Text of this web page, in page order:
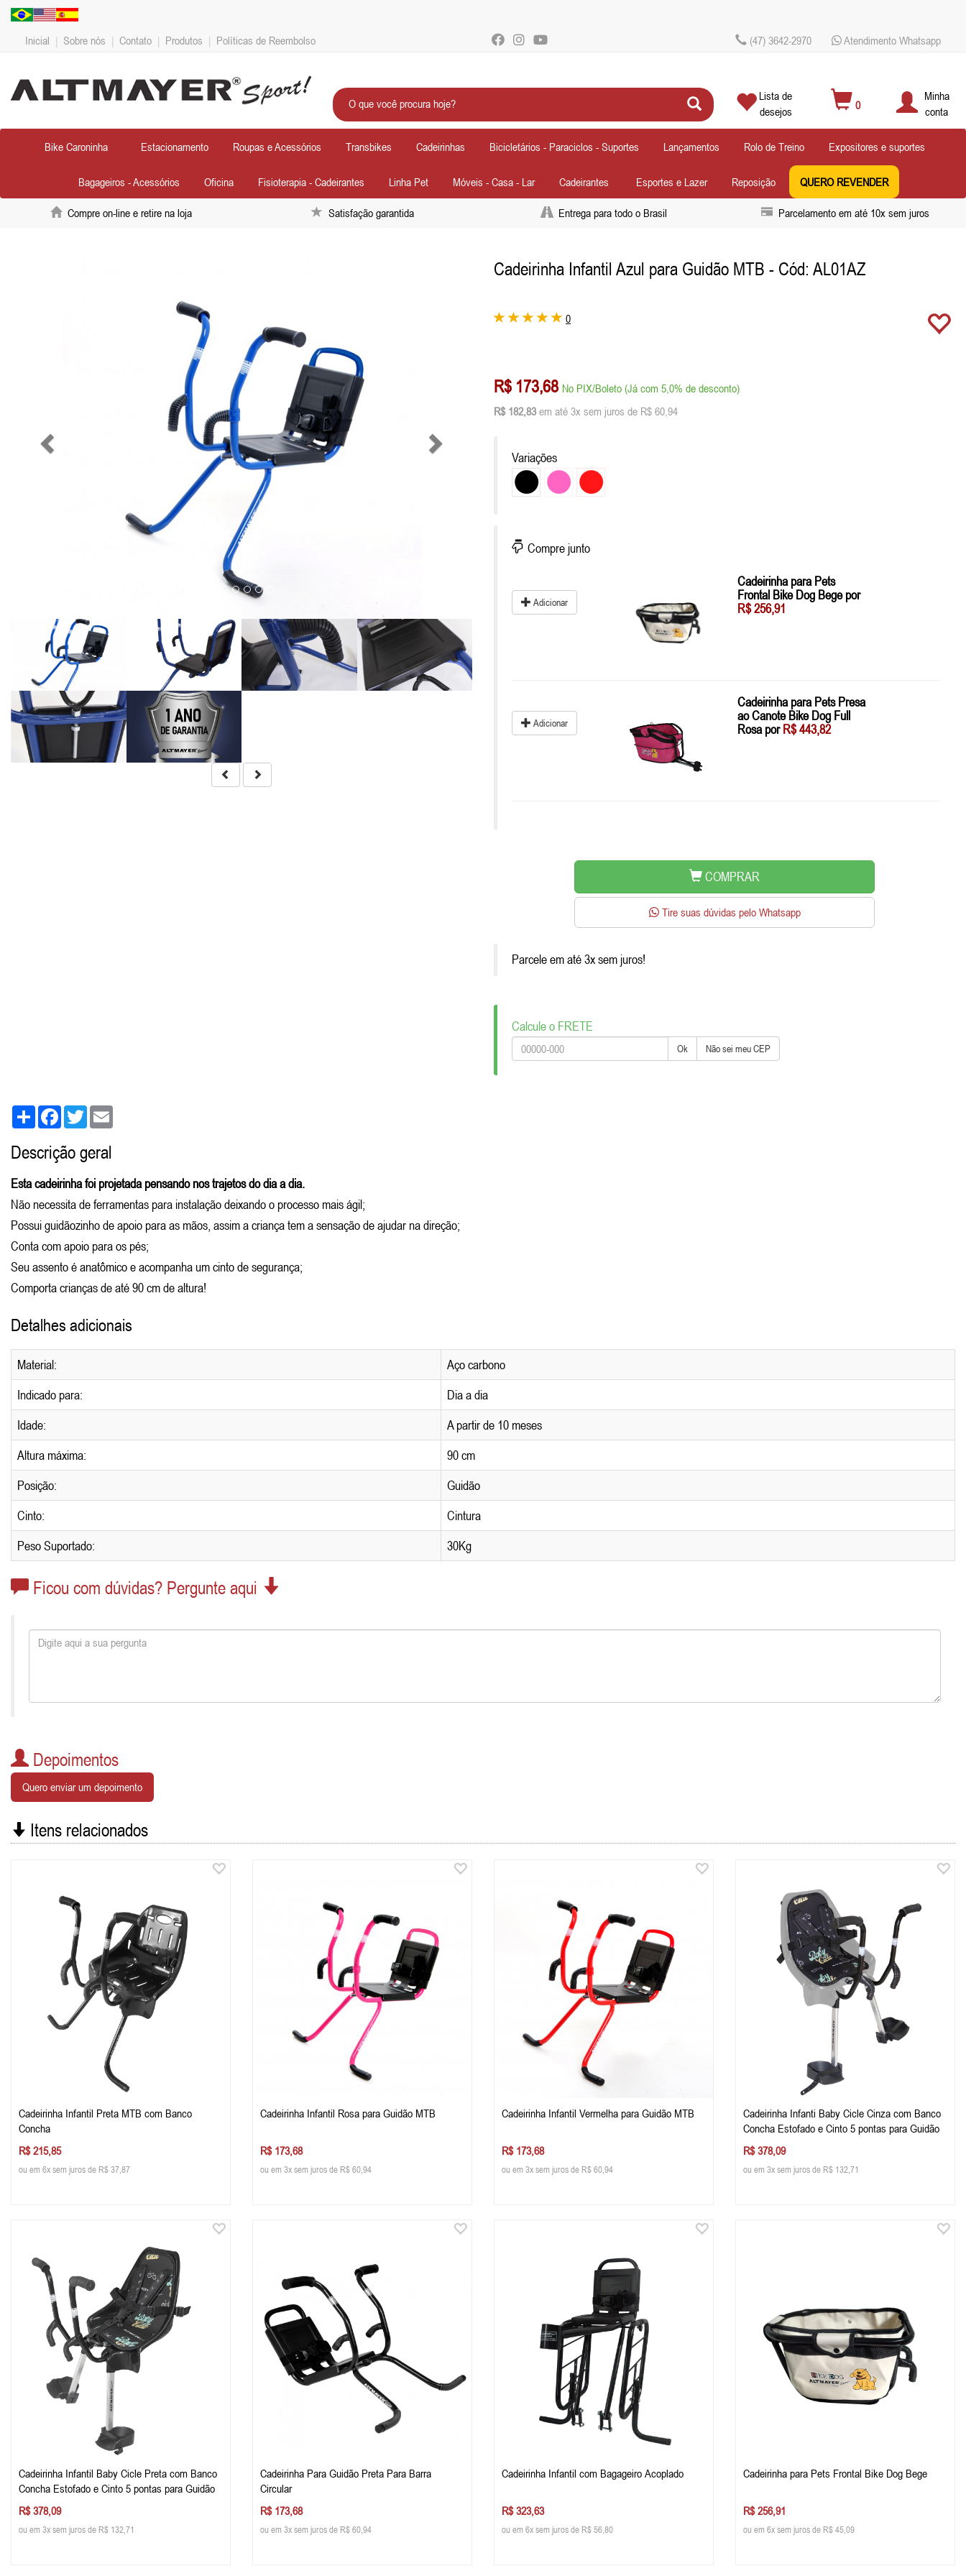
Inicial | Sobre nós | Contato | Produtos | Políticas de Reembolso (47) 3642-2970 Atendimento Whatsapp
Lista de
desejos
0
Minha
conta
Bike Caroninha Estacionamento Roupas e Acessórios Transbikes Cadeirinhas Bicicletários - Paraciclos - Suportes Lançamentos Rolo de Treino Expositores e suportes
Bagageiros - Acessórios Oficina Fisioterapia - Cadeirantes Linha Pet Móveis - Casa - Lar Cadeirantes Esportes e Lazer Reposição QUERO REVENDER
Compre on-line e retire na loja Satisfação garantida Entrega para todo o Brasil Parcelamento em até 10x sem juros
Cadeirinha Infantil Azul para Guidão MTB - Cód: AL01AZ
0
R$ 173,68 No PIX/Boleto (Já com 5,0% de desconto)
R$ 182,83 em até 3x sem juros de R$ 60,94
Variações
Compre junto
Adicionar
Cadeirinha para Pets
Frontal Bike Dog Bege por
R$ 256,91
Adicionar
Cadeirinha para Pets Presa
ao Canote Bike Dog Full
Rosa porR$ 443,82
COMPRAR
Tire suas dúvidas pelo Whatsapp
Parcele em até 3x sem juros!
Calcule o FRETE
Ok Não sei meu CEP
Share FacebookTwitter
Descrição geral
Esta cadeirinha foi projetada pensando nos trajetos do dia a dia.
Não necessita de ferramentas para instalação deixando o processo mais ágil;
Possui guidãozinho de apoio para as mãos, assim a criança tem a sensação de ajudar na direção;
Conta com apoio para os pés;
Seu assento é anatômico e acompanha um cinto de segurança;
Comporta crianças de até 90 cm de altura!
Detalhes adicionais
Material:
Aço carbono
Indicado para:
Dia a dia
Idade:
A partir de 10 meses
Altura máxima:
90 cm
Posição:
Guidão
Cinto:
Cintura
Peso Suportado:
30Kg
Ficou com dúvidas? Pergunte aqui
Depoimentos
Quero enviar um depoimento
Itens relacionados
Cadeirinha Infantil Preta MTB com Banco
Concha
R$ 215,85
ou em 6x sem juros de R$ 37,87
Cadeirinha Infantil Rosa para Guidão MTB
R$ 173,68
ou em 3x sem juros de R$ 60,94
Cadeirinha Infantil Vermelha para Guidão MTB
R$ 173,68
ou em 3x sem juros de R$ 60,94
Cadeirinha Infanti Baby Cicle Cinza com Banco
Concha Estofado e Cinto 5 pontas para Guidão
R$ 378,09
ou em 3x sem juros de R$ 132,71
Cadeirinha Infantil Baby Cicle Preta com Banco
Concha Estofado e Cinto 5 pontas para Guidão
R$ 378,09
ou em 3x sem juros de R$ 132,71
Cadeirinha Para Guidão Preta Para Barra
Circular
R$ 173,68
ou em 3x sem juros de R$ 60,94
Cadeirinha Infantil com Bagageiro Acoplado
R$ 323,63
ou em 6x sem juros de R$ 56,80
Cadeirinha para Pets Frontal Bike Dog Bege
R$ 256,91
ou em 6x sem juros de R$ 45,09